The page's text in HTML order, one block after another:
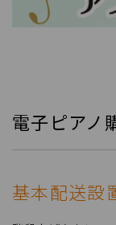
電子ピアノ
基本配送設